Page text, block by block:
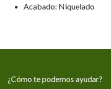
Acabado: Niquelado
¿Cómo te podemos ayudar?